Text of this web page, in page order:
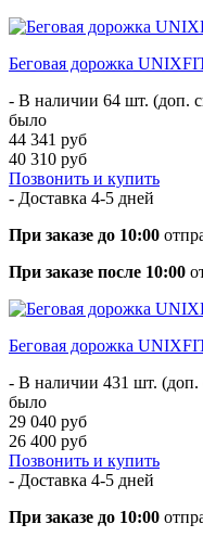
Беговая дорожка
- В наличии 64 шт. (доп.
было
44 341 руб
40 310 руб
Позвонить и купить
- Доставка 4-5 дней
При заказе до 10:00
При заказе после 10:00
Беговая дорожка
- В наличии 431 шт. (доп.
было
29 040 руб
26 400 руб
Позвонить и купить
- Доставка 4-5 дней
При заказе до 10:00